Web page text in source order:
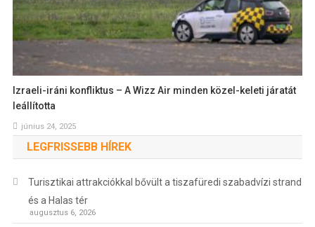
Izraeli-iráni konfliktus – A Wizz Air minden közel-keleti járatát
leállította
június 24, 2025
LEGFRISSEBB HÍREK
Turisztikai attrakciókkal bővült a tiszafüredi szabadvízi strand
és a Halas tér
augusztus 6, 2026